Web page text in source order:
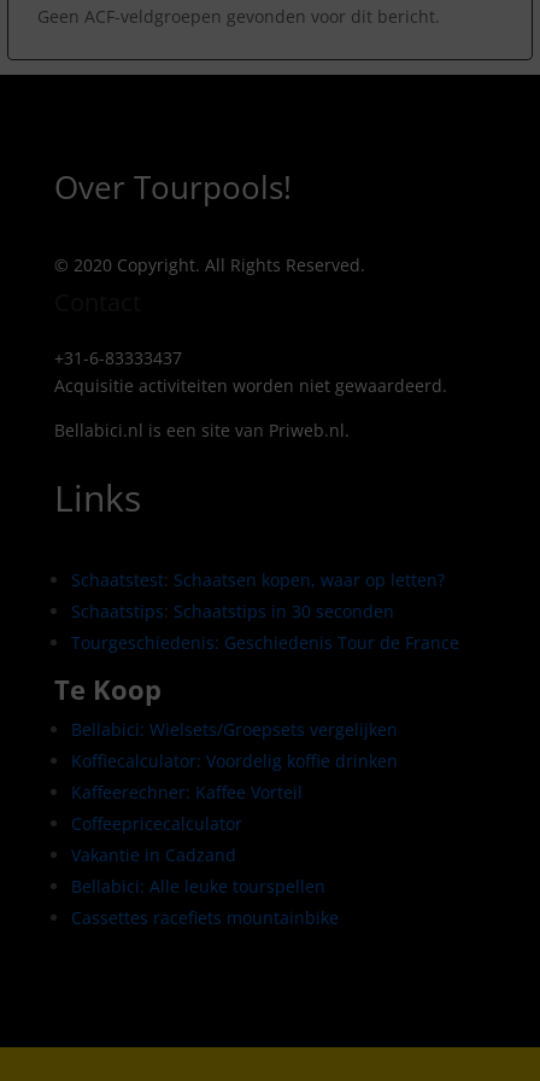
Geen ACF-veldgroepen gevonden voor dit bericht.
Over Tourpools!
© 2020 Copyright. All Rights Reserved.
+31-6-83333437
Acquisitie activiteiten worden niet gewaardeerd.
Bellabici.nl is een site van Priweb.nl.
Links
Schaatstest: Schaatsen kopen, waar op letten?
Schaatstips: Schaatstips in 30 seconden
Tourgeschiedenis: Geschiedenis Tour de France
Te Koop
Bellabici: Wielsets/Groepsets vergelijken
Koffiecalculator: Voordelig koffie drinken
Kaffeerechner: Kaffee Vorteil
Coffeepricecalculator
Vakantie in Cadzand
Bellabici: Alle leuke tourspellen
Cassettes racefiets mountainbike